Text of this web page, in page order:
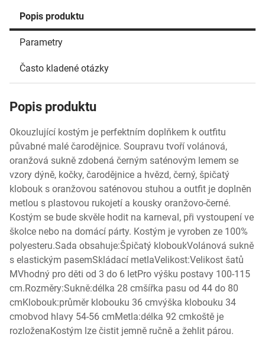
Popis produktu
Parametry
Často kladené otázky
Popis produktu
Okouzlující kostým je perfektním doplňkem k outfitu
půvabné malé čarodějnice. Soupravu tvoří volánová,
oranžová sukně zdobená černým saténovým lemem se
vzory dýně, kočky, čarodějnice a hvězd, černý, špičatý
klobouk s oranžovou saténovou stuhou a outfit je doplněn
metlou s plastovou rukojetí a kousky oranžovo-černé.
Kostým se bude skvěle hodit na karneval, při vystoupení ve
školce nebo na domácí párty. Kostým je vyroben ze 100%
polyesteru.Sada obsahuje:Špičatý kloboukVolánová sukně
s elastickým pasemSkládací metlaVelikost:Velikost šatů
MVhodný pro děti od 3 do 6 letPro výšku postavy 100-115
cm.Rozměry:Sukně:délka 28 cmšířka pasu od 44 do 80
cmKlobouk:průměr klobouku 36 cmvýška klobouku 34
cmobvod hlavy 54-56 cmMetla:délka 92 cmkoště je
rozloženaKostým lze čistit jemně ručně a žehlit párou.